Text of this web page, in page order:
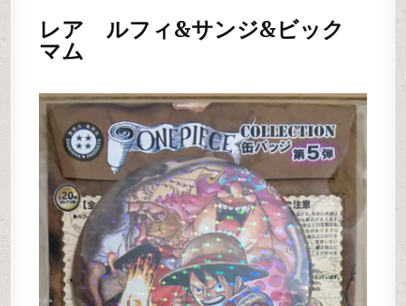
レア ルフィ&サンジ&ビック
マム